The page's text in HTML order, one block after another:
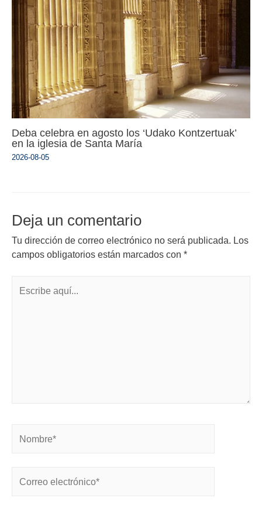
Deba celebra en agosto los ‘Udako Kontzertuak’
en la iglesia de Santa María
2026-08-05
Deja un comentario
Tu dirección de correo electrónico no será publicada. Los
campos obligatorios están marcados con *